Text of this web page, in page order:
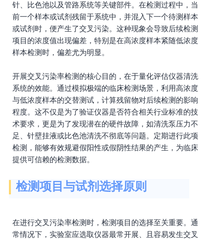
针、比色池以及管路系统等关键部件。在检测过程中，当
前一个样本或试剂残留于系统中，并混入下一个待测样本
或试剂时，便产生了交叉污染。这种现象会导致后续检测
项目的浓度值出现偏差，特别是在高浓度样本紧随低浓度
样本检测时，偏差尤为明显。
开展交叉污染率检测的核心目的，在于量化评估仪器清洗
系统的效能。通过模拟极端的临床检测场景，利用高浓度
与低浓度样本的交替测试，计算残留物对后续检测的影响
程度。这不仅是为了验证仪器是否符合相关行业标准的技
术要求，更是为了发现潜在的硬件故障，如清洗泵压力不
足、针壁挂液或比色池清洗不彻底等问题。定期进行此项
检测，能够有效规避假阳性或假阴性结果的产生，为临床
提供可信赖的检测数据。
检测项目与试剂选择原则
在进行交叉污染率检测时，检测项目的选择至关重要。通
常情况下，实验室应选取仪器最常开展、且容易发生交叉